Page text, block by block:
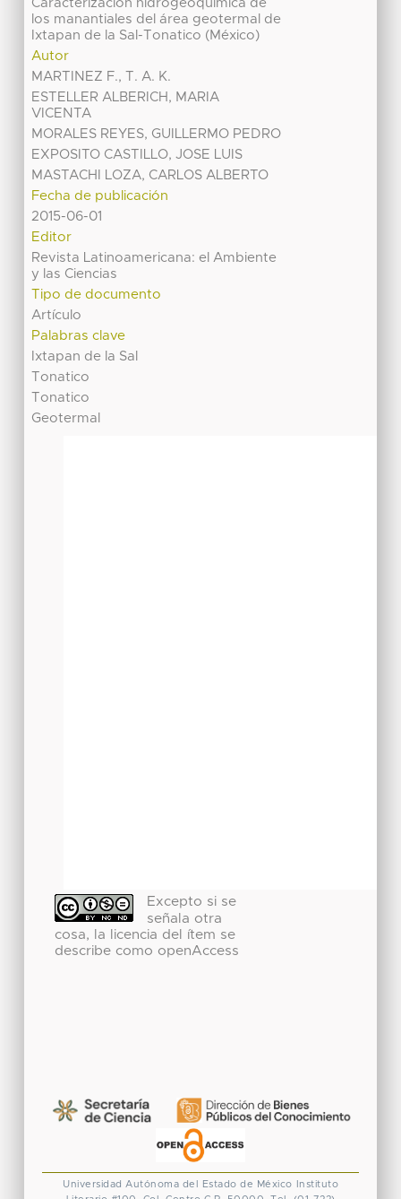
Caracterización hidrogeoquímica de
los manantiales del área geotermal de
Ixtapan de la Sal-Tonatico (México)
Autor
MARTINEZ F., T. A. K.
ESTELLER ALBERICH, MARIA
VICENTA
MORALES REYES, GUILLERMO PEDRO
EXPOSITO CASTILLO, JOSE LUIS
MASTACHI LOZA, CARLOS ALBERTO
Fecha de publicación
2015-06-01
Editor
Revista Latinoamericana: el Ambiente
y las Ciencias
Tipo de documento
Artículo
Palabras clave
Ixtapan de la Sal
Tonatico
Tonatico
Geotermal
Excepto si se
señala otra
cosa, la licencia del ítem se
describe como openAccess
Universidad Autónoma del Estado de México
Instituto